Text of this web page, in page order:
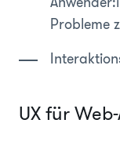
Probleme
UX für